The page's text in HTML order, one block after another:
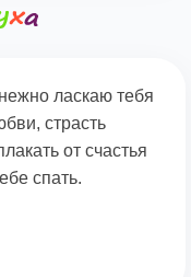
ласкаю тебя
страсть
от счастья
спать.